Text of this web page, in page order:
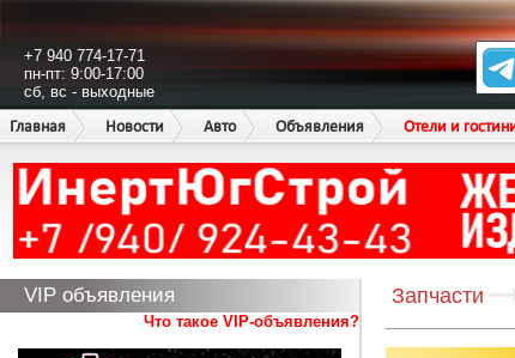
+7 940 774-17-71
пн-пт: 9:00-17:00
сб, вс - выходные
Главная
Новости Авто Объявления Отели и
VIP объявления
Что такое VIP-объявления?
Запчасти